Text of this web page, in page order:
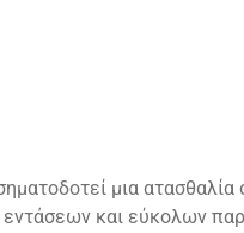
μια
και εύκολων